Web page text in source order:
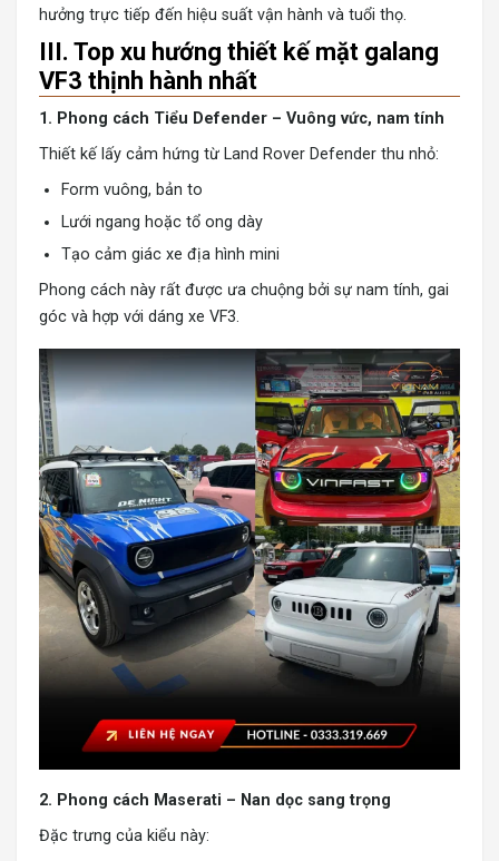
hưởng trực tiếp đến hiệu suất vận hành và tuổi thọ.
III. Top xu hướng thiết kế mặt galang
VF3 thịnh hành nhất
1. Phong cách Tiểu Defender – Vuông vức, nam tính
Thiết kế lấy cảm hứng từ Land Rover Defender thu nhỏ:
Form vuông, bản to
Lưới ngang hoặc tổ ong dày
Tạo cảm giác xe địa hình mini
Phong cách này rất được ưa chuộng bởi sự nam tính, gai
góc và hợp với dáng xe VF3.
2. Phong cách Maserati – Nan dọc sang trọng
Đặc trưng của kiểu này: